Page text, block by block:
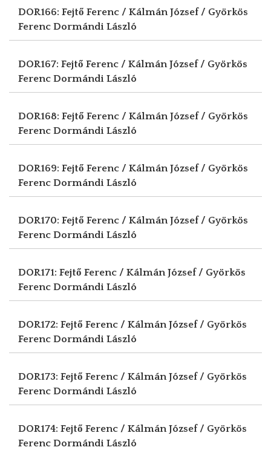
DOR166: Fejtő Ferenc / Kálmán József / Györkös
Ferenc Dormándi László
DOR167: Fejtő Ferenc / Kálmán József / Györkös
Ferenc Dormándi László
DOR168: Fejtő Ferenc / Kálmán József / Györkös
Ferenc Dormándi László
DOR169: Fejtő Ferenc / Kálmán József / Györkös
Ferenc Dormándi László
DOR170: Fejtő Ferenc / Kálmán József / Györkös
Ferenc Dormándi László
DOR171: Fejtő Ferenc / Kálmán József / Györkös
Ferenc Dormándi László
DOR172: Fejtő Ferenc / Kálmán József / Györkös
Ferenc Dormándi László
DOR173: Fejtő Ferenc / Kálmán József / Györkös
Ferenc Dormándi László
DOR174: Fejtő Ferenc / Kálmán József / Györkös
Ferenc Dormándi László